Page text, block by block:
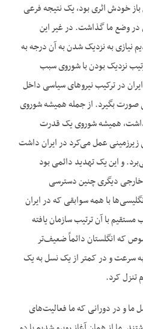
خودش اثری بود، یک نتیجه فرعی
در وضع ما گذاشت. در غیر این
نیازی به نزدیک شدن به آن درجه به
نزدیک بودن با شوروی سبب
در ترکیب نیروهای سیاسی داخل
صورت بگیرد. از جمله همیشه شوروی
داشت، همیشه شوروی یک قدرت
عمل می‌کرد در ایران داشت
و این یک تهدید دائمی بود
دیگری چنین دسترسی
با همه سوابقی که در ایران
مستقیم با آن ترتیب سازمان یافته
که انگلستان دائماً ضعیف‌تر
سرعت و در کمتر از یک نسل به یک
کرد.
ما و در دورانی که ما فعالیت‌های